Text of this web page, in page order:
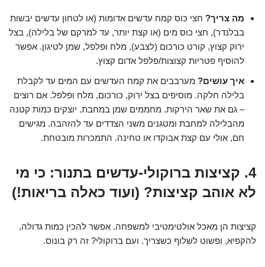
מה צריך? חצי כוס קמח עדשים אדומות (או לטחון עדשים יבשות
בבלנדר), חצי כוס מים (או קצת יותר, עד למרקם של בלילה), בצל
ירוק קצוץ, קורט כורכום (לצבע), מלח ופלפל, שמן לטיגון. אפשר
להוסיף פטריות קצוצות/פלפל אדום קצוץ.
איך עושים? מערבבים את קמח העדשים עם המים עד לקבלת
בלילה חלקה. מוסיפים בצל ירוק, כורכום, מלח ופלפל. אם רוצים
– גם את שאר הירקות. מחממים שמן במחבת. יוצקים כמות קטנה
מהבלילה למחבת ומטגנים משני הצדדים עד להזהבה. מגישים
חם, אולי עם קצת אבוקדו או טחינה. התמכרות מובטחת.
4. קציצות ברוקולי-עדשים בתנור: כי מי
לא אוהב קציצות? (ועוד כאלה בריאות!)
קציצות הן מאכל אולטימטיבי למשפחה. אפשר להכין כמות גדולה,
להקפיא, ופשוט לשלוף כשצריך. ועם ברוקולי? זה רק בונוס.